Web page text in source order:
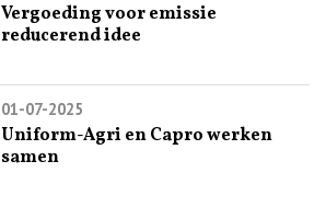
Vergoeding voor emissie
reducerend idee
01-07-2025
Uniform-Agri en Capro werken
samen